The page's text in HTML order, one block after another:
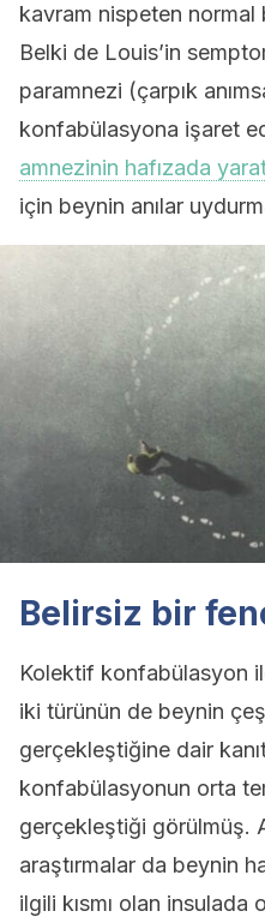
kavram nispeten normal
Belki de Louis’in
paramnezi (çarpık
konfabülasyona işaret
amnezinin hafızada
için beynin anılar
Belirsiz bir
Kolektif konfabülasyon
iki türünün de beynin
gerçekleştiğine dair
konfabülasyonun orta
gerçekleştiği görülmüş.
araştırmalar da beynin
ilgili kısmı olan